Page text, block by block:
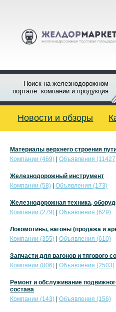
Поиск на железнодорожном
портале: компании и продукция
Новости и обзоры
Материалы верхнего строения
Компании (469)
Объявления
Железнодорожный инструмент
Компании (58)
Объявления (173)
Железнодорожная техника,
Компании (279)
Объявления (629)
Локомотивы, вагоны (продажа и
Компании (355)
Объявления (610)
Запчасти для вагонов и тягового
Компании (806)
Объявления (2503)
Ремонт и обслуживание
состава
Компании (143)
Объявления (156)